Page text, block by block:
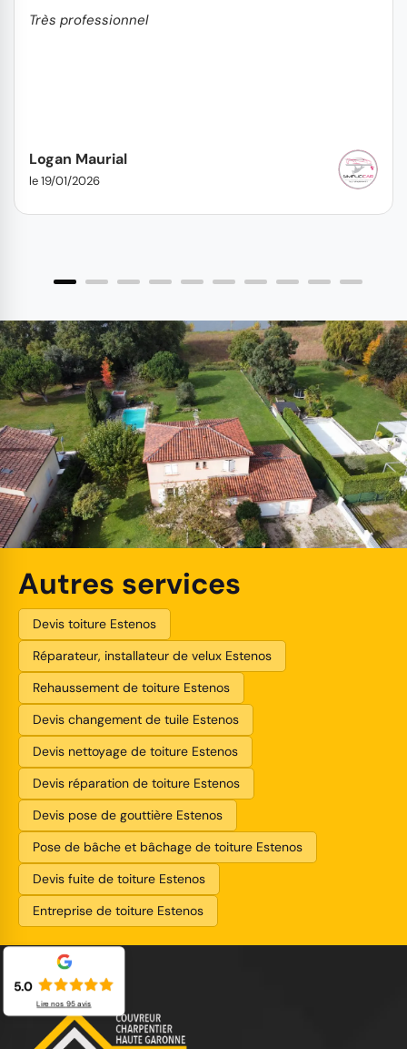
Très professionnel
Logan Maurial
le 19/01/2026
Autres services
Devis toiture Estenos
Réparateur, installateur de velux Estenos
Rehaussement de toiture Estenos
Devis changement de tuile Estenos
Devis nettoyage de toiture Estenos
Devis réparation de toiture Estenos
Devis pose de gouttière Estenos
Pose de bâche et bâchage de toiture Estenos
Devis fuite de toiture Estenos
Entreprise de toiture Estenos
5.0
Lire nos 95avis